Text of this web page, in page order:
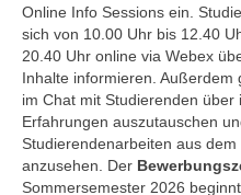
Online Info Sessions ein.
sich von 10.00 Uhr bis 12.40
20.40 Uhr online via Webex
Inhalte informieren. Außerdem
im Chat mit Studierenden über
Erfahrungen auszutauschen
Studierendenarbeiten aus
anzusehen. Der
Sommersemester 2026